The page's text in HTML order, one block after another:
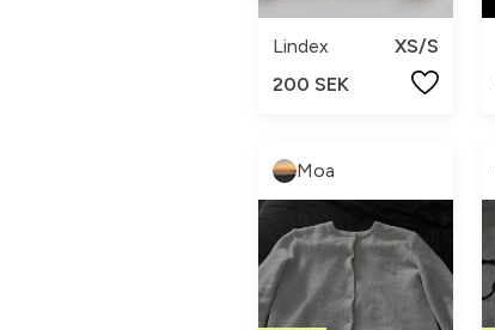
Lindex
XS/S
200 SEK
Moa